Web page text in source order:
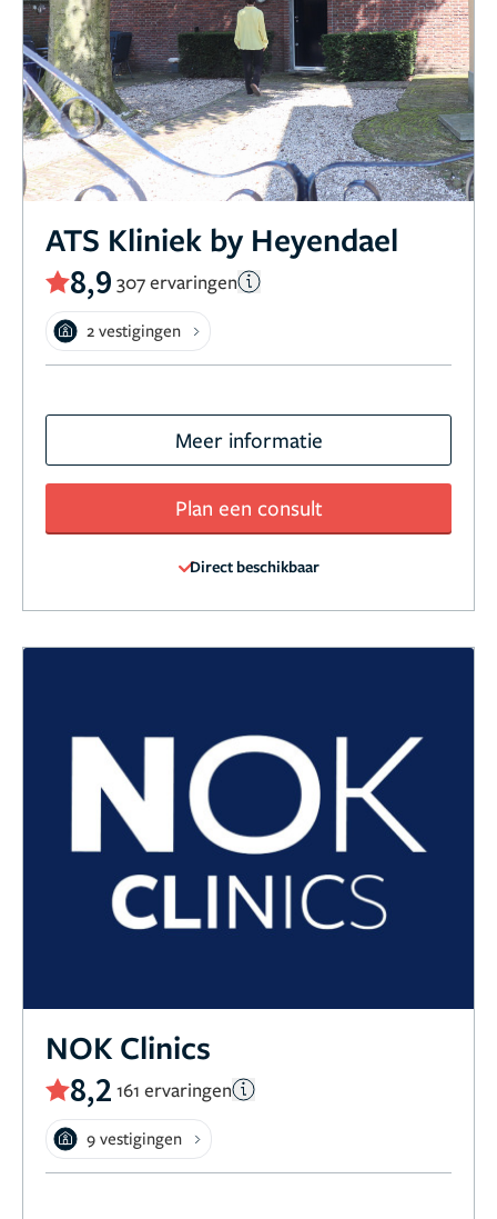
ATS Kliniek by Heyendael
8,9 307 ervaringen
2 vestigingen
Meer informatie
Plan een consult
Direct beschikbaar
NOK Clinics
8,2 161 ervaringen
9 vestigingen